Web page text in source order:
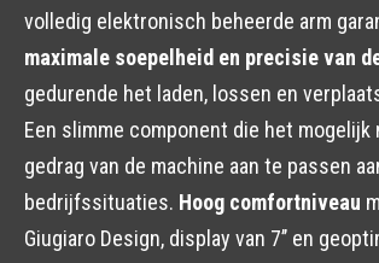
volledig elektronisch beheerde arm
maximale soepelheid en precisie van
gedurende het laden, lossen en
Een slimme component die het mogelijk
gedrag van de machine aan te passen
bedrijfssituaties. Hoog comfortniveau
Giugiaro Design, display van 7’’ en